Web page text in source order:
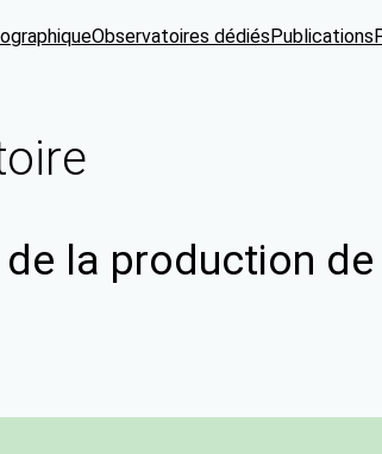
Observatoires dédiésPublications
de la production